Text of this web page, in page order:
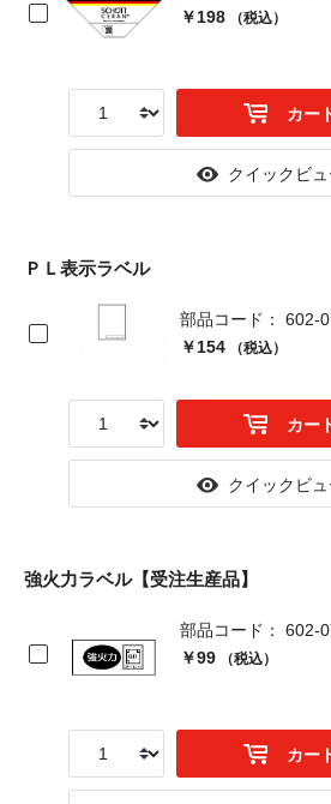
￥198 （税込）
カー
クイックビュ
ＰＬ表示ラベル
部品コード： 602-
￥154 （税込）
カー
クイックビュ
強火力ラベル【受注生産品】
部品コード： 602-
￥99 （税込）
カー